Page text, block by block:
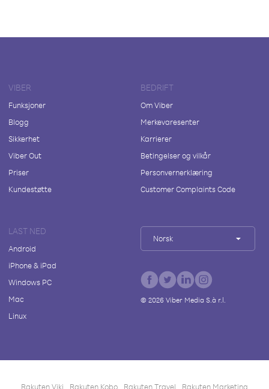
VIBER
Funksjoner
Blogg
Sikkerhet
Viber Out
Priser
Kundestøtte
BEDRIFT
Om Viber
Merkevaresenter
Karrierer
Betingelser og vilkår
Personvernerklæring
Customer Complaints Code
LAST NED
Android
iPhone & iPad
Windows PC
Mac
Linux
Norsk
© 2026Viber Media S.à r.l.
Rakuten Viki Rakuten Kobo Rakuten Travel Rakuten Marketing